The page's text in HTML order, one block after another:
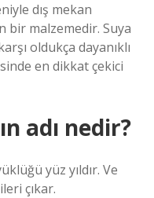
dış mekan
bir malzemedir. Suya
oldukça dayanıklı
en dikkat çekici
adı nedir?
yüz yıldır. Ve
çıkar.